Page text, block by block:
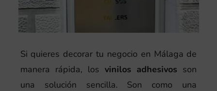
Si quieres decorar tu negocio en Málaga de
manera rápida, losvinilos adhesivos son
una solución sencilla. Son como una